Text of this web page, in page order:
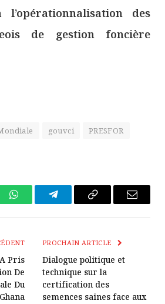
des
de gestion foncière
gouvci
PRESFOR
WhatsAppTélégrammeCopier
Lien
E-
Pris
De
Du
Ghana
PROCHAIN ARTICLE
Dialogue politique et
technique sur la
certification des
semences saines face aux